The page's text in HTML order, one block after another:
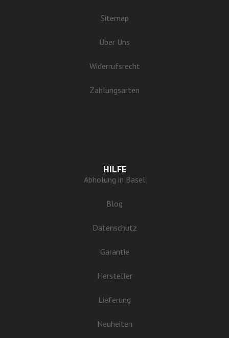
Sitemap
Über Uns
Widerrufsrecht
Zahlungsarten
HILFE
Abholung in Basel
Blog
Datenschutz
Garantie
Hersteller
Lieferung
Neuheiten